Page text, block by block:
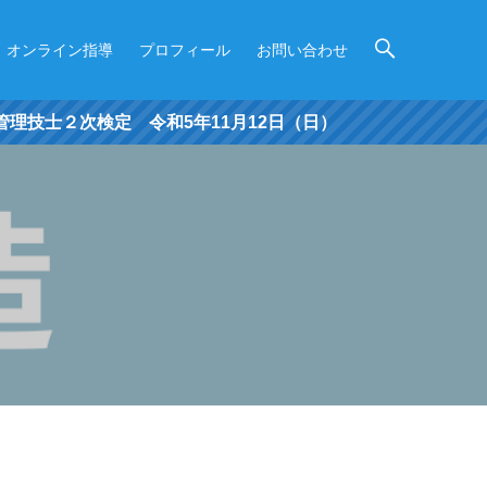
オンライン指導 プロフィール お問い合わせ
検定 令和5年11月12日（日）